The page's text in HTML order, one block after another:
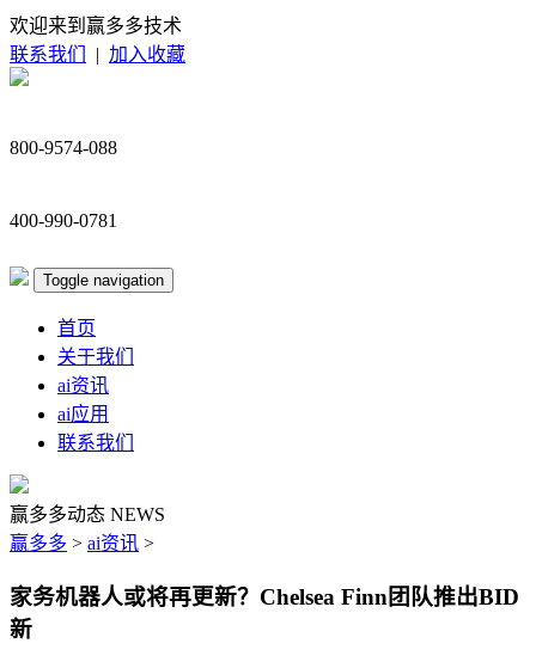
欢迎来到赢多多技术
联系我们
| 加入收藏
800-9574-088
400-990-0781
Toggle navigation
首页
关于我们
ai资讯
ai应用
联系我们
赢多多动态 NEWS
赢多多 > ai资讯 >
家务机器人或将再更新？Chelsea Finn团队推出BID
新